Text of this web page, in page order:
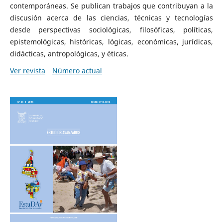
contemporáneas. Se publican trabajos que contribuyan a la
discusión acerca de las ciencias, técnicas y tecnologías
desde perspectivas sociológicas, filosóficas, políticas,
epistemológicas, históricas, lógicas, económicas, jurídicas,
didácticas, antropológicas, y éticas.
Ver revista
Número actual